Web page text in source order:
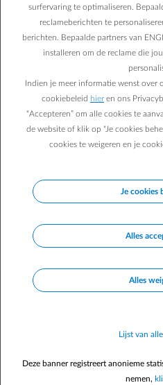
De warmtepompboiler
Duurzamer en goedkoper
zaak verwarmen?
Vraag je
element-shower Verwarm het sanitair
surfervaring te optimaliseren.
reclameberichten te
berichten. Bepaalde partners van
installeren om de reclame die
Indien je meer informatie wenst over
cookiebeleid hier en ons
“Accepteren” om alle cookies te
de website of klik op "Je cookies
cookies te weigeren en je
Je cookies
Alles
Alles
Lijst van
Deze banner registreert anonieme
nemen,